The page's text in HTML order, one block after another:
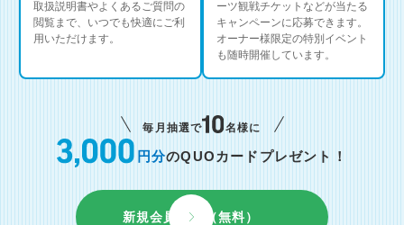
取扱説明書やよくあるご質問の
閲覧まで、いつでも快適にご利
用いただけます。
ーツ観戦チケットなどが当たる
キャンペーンに応募できます。
オーナー様限定の特別イベント
も随時開催しています。
毎月抽選で 名様に
円分のQUOカードプレゼント！
新規会員登録（無料）